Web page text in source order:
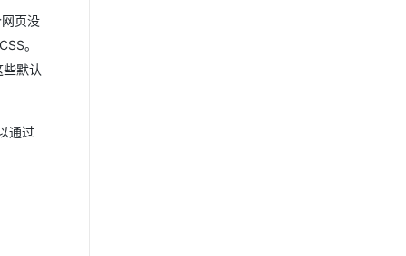
页没
。
默认
通过